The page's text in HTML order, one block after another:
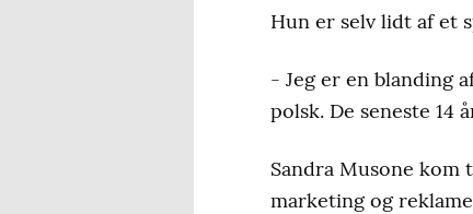
Man kan besøge
Hun er selv lidt af et
- Jeg er en blanding
polsk. De seneste 14
Sandra Musone
marketing og